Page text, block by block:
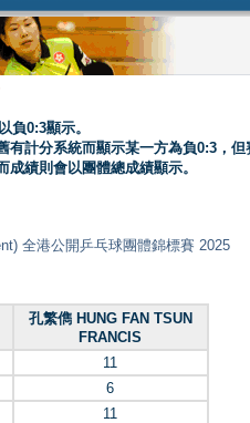
負0:3顯示。
有計分系統而顯示某一方為負0:3，
績則會以團體總成績顯示。
全港公開乒乓球團體錦標賽 2025
孔繁儁 HUNG FAN TSUN
FRANCIS
11
6
11